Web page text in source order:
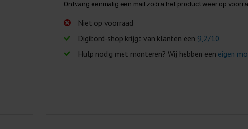
Ontvang eenmalig een mail zodra het product weer op
Niet op voorraad
Digibord-shop krijgt van klanten een 9,2/10
Hulp nodig met monteren? Wij hebben een eigen